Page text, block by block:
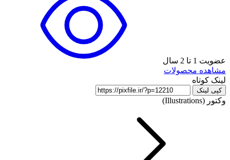
عضویت 1 تا 2 سال
مشاهده محصولات
لینک کوتاه
کپی لینک
وکتور (Illustrations)